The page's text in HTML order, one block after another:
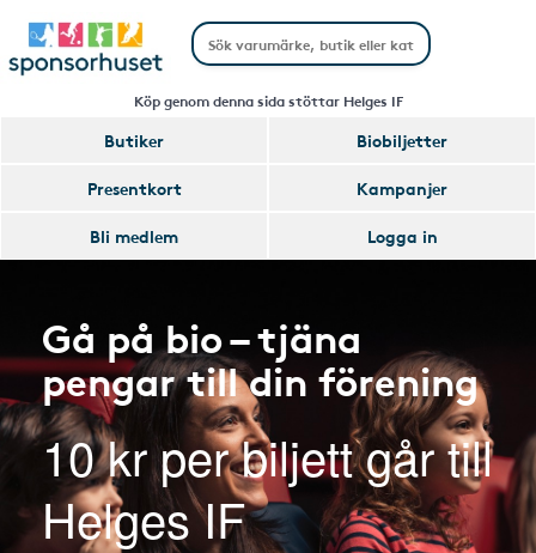
Köp genom denna sida stöttar Helges IF
Butiker
Biobiljetter
Presentkort
Kampanjer
Bli medlem
Logga in
Gå på bio – tjäna
pengar till din förening
10 kr per biljett går till
Helges IF